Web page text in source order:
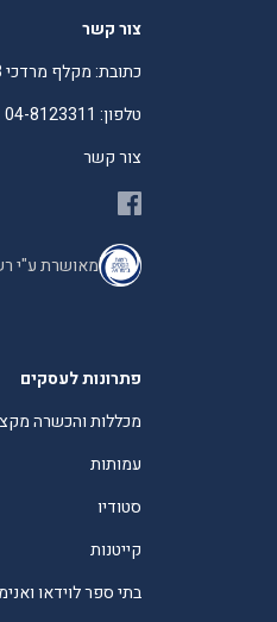
צור קשר
כתובת: מקלף מרדכי 3, חיפה
טלפון: 04-8123311
צור קשר
מאושרת ע"י
פתרונות לעסקים
מכללות והכשרה
עמותות
סטודיו
קייטנות
בתי ספר לוידאו